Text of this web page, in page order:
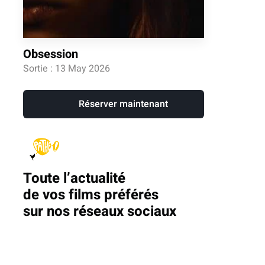
Obsession
Sortie : 13 May 2026
Réserver maintenant
Toute l’actualité
de vos films préférés
sur nos réseaux sociaux